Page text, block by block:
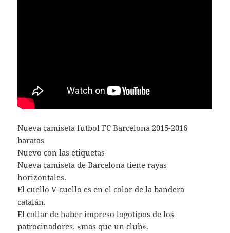
Nueva camiseta futbol FC Barcelona 2015-2016
baratas
Nuevo con las etiquetas
Nueva camiseta de Barcelona tiene rayas
horizontales.
El cuello V-cuello es en el color de la bandera
catalán.
El collar de haber impreso logotipos de los
patrocinadores. «mas que un club».